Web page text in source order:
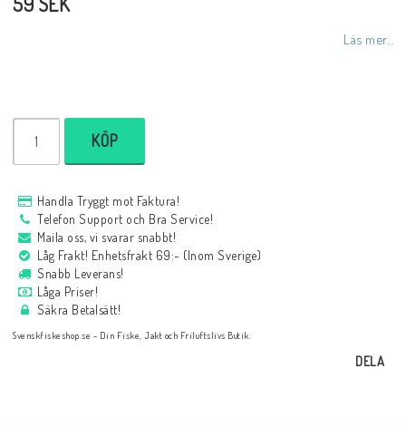
Läs mer...
KÖP
Handla Tryggt mot Faktura!
Telefon Support och Bra Service!
Maila oss, vi svarar snabbt!
Låg Frakt! Enhetsfrakt 69:- (Inom Sverige)
Snabb Leverans!
Låga Priser!
Säkra Betalsätt!
Svenskfiskeshop.se - Din Fiske, Jakt och Friluftslivs Butik.
DELA